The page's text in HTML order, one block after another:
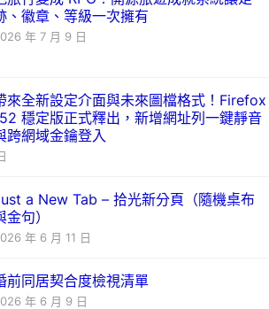
、徽章、等級一次擁有
年 7 月 9 日
來全新設定介面與未來圖檔格式！Firefox
穩定版正式釋出，新增網址列一鍵靜音
跨網域金鑰登入
a New Tab – 拾光新分頁（隨機桌布
金句）
年 6 月 11 日
前同居契合度檢視清單
年 6 月 9 日